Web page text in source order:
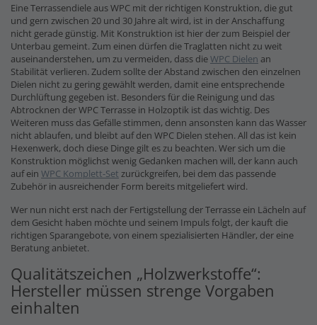
Eine Terrassendiele aus WPC mit der richtigen Konstruktion, die gut
und gern zwischen 20 und 30 Jahre alt wird, ist in der Anschaffung
nicht gerade günstig. Mit Konstruktion ist hier der zum Beispiel der
Unterbau gemeint. Zum einen dürfen die Traglatten nicht zu weit
auseinanderstehen, um zu vermeiden, dass dieWPC Dielen an
Stabilität verlieren. Zudem sollte der Abstand zwischen den einzelnen
Dielen nicht zu gering gewählt werden, damit eine entsprechende
Durchlüftung gegeben ist. Besonders für die Reinigung und das
Abtrocknen der WPC Terrasse in Holzoptik ist das wichtig. Des
Weiteren muss das Gefälle stimmen, denn ansonsten kann das Wasser
nicht ablaufen, und bleibt auf den WPC Dielen stehen. All das ist kein
Hexenwerk, doch diese Dinge gilt es zu beachten. Wer sich um die
Konstruktion möglichst wenig Gedanken machen will, der kann auch
auf ein WPC Komplett-Set zurückgreifen, bei dem das passende
Zubehör in ausreichender Form bereits mitgeliefert wird.
Wer nun nicht erst nach der Fertigstellung der Terrasse ein Lächeln auf
dem Gesicht haben möchte und seinem Impuls folgt, der kauft die
richtigen Sparangebote, von einem spezialisierten Händler, der eine
Beratung anbietet.
Qualitätszeichen „Holzwerkstoffe“:
Hersteller müssen strenge Vorgaben
einhalten